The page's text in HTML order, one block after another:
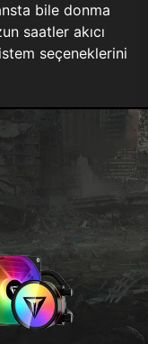
bile donma
saatler akıcı
seçeneklerini